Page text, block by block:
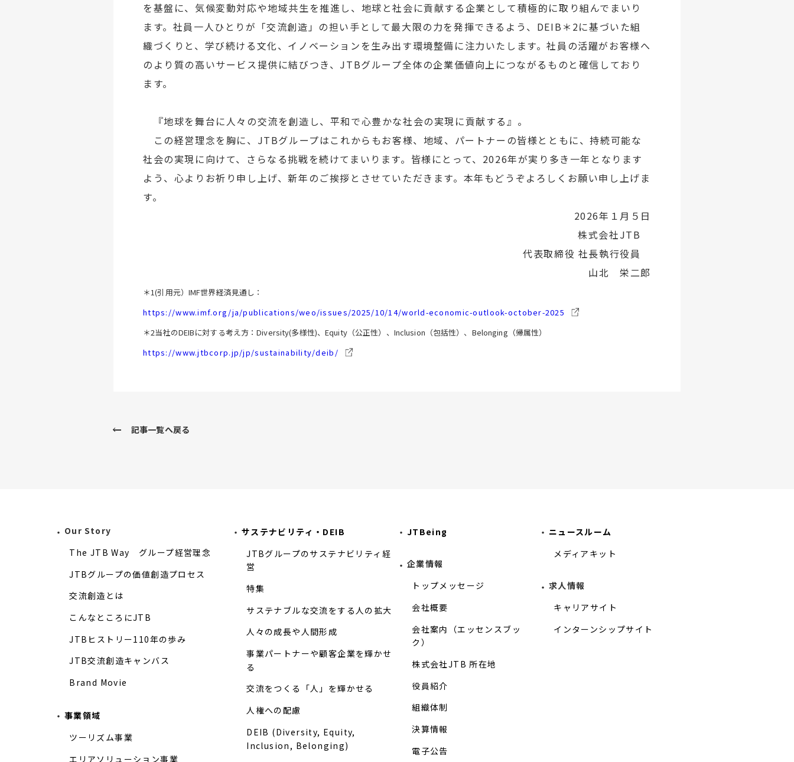
を基盤に、気候変動対応や地域共生を推進し、地球と社会に貢献する企業として積極的に取り組んでまいり
ます。社員一人ひとりが「交流創造」の担い手として最大限の力を発揮できるよう、DEIB＊2に基づいた組
織づくりと、学び続ける文化、イノベーションを生み出す環境整備に注力いたします。社員の活躍がお客様へ
のより質の高いサービス提供に結びつき、JTBグループ全体の企業価値向上につながるものと確信しており
ます。
『地球を舞台に人々の交流を創造し、平和で心豊かな社会の実現に貢献する』。
この経営理念を胸に、JTBグループはこれからもお客様、地域、パートナーの皆様とともに、持続可能な
社会の実現に向けて、さらなる挑戦を続けてまいります。皆様にとって、2026年が実り多き一年となります
よう、心よりお祈り申し上げ、新年のご挨拶とさせていただきます。本年もどうぞよろしくお願い申し上げま
す。
2026年１月５日
株式会社JTB
代表取締役 社長執行役員
山北 栄二郎
＊1(引用元）IMF世界経済見通し：
https://www.imf.org/ja/publications/weo/issues/2025/10/14/world-economic-outlook-october-2025
＊2当社のDEIBに対する考え方：Diversity(多様性)、Equity（公正性）、Inclusion（包括性）、Belonging（帰属性）
https://www.jtbcorp.jp/jp/sustainability/deib/
記事一覧へ戻る
Our Story
The JTB Way グループ経営理念
JTBグループの価値創造プロセス
交流創造とは
こんなところにJTB
JTBヒストリー110年の歩み
JTB交流創造キャンバス
Brand Movie
事業領域
ツーリズム事業
エリアソリューション事業
サステナビリティ・DEIB
JTBグループのサステナビリティ経
営
特集
サステナブルな交流をする人の拡大
人々の成長や人間形成
事業パートナーや顧客企業を輝かせ
る
交流をつくる「人」を輝かせる
人権への配慮
DEIB (Diversity, Equity,
Inclusion, Belonging)
JTBeing
企業情報
トップメッセージ
会社概要
会社案内（エッセンスブッ
ク）
株式会社JTB 所在地
役員紹介
組織体制
決算情報
電子公告
ニュースルーム
メディアキット
求人情報
キャリアサイト
インターンシップサイト